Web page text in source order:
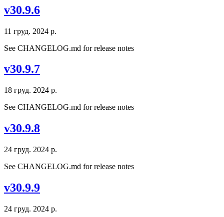
v30.9.6
11 груд. 2024 р.
See CHANGELOG.md for release notes
v30.9.7
18 груд. 2024 р.
See CHANGELOG.md for release notes
v30.9.8
24 груд. 2024 р.
See CHANGELOG.md for release notes
v30.9.9
24 груд. 2024 р.